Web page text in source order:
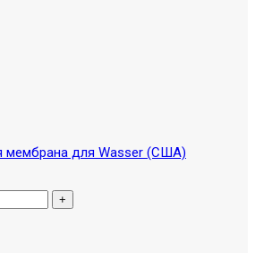
мембрана для Wasser (США)